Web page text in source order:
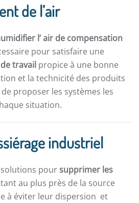
de l’air
l’ air de compensation
pour satisfaire une
travail propice à une bonne
et la technicité des produits
de proposer les systèmes les
situation.
industriel
poursupprimer les
au plus près de la source
à éviter leur dispersion et